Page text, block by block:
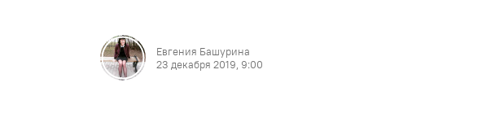
Евгения Башурина
23 декабря 2019, 9:00